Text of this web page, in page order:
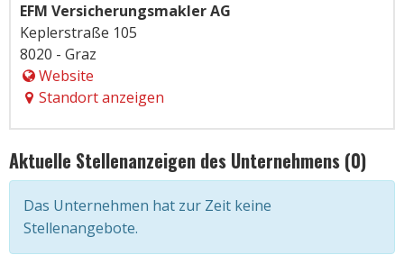
EFM Versicherungsmakler AG
Keplerstraße 105
8020 - Graz
Website
Standort anzeigen
Aktuelle Stellenanzeigen des Unternehmens (0)
Das Unternehmen hat zur Zeit keine
Stellenangebote.